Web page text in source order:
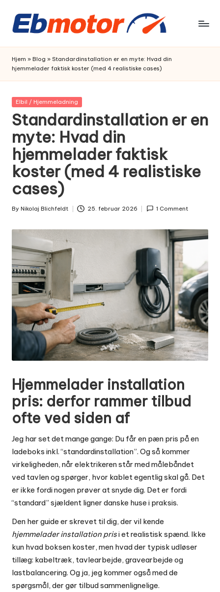
Skip
content
Hjem » Blog » Standardinstallation er en myte: Hvad din
hjemmelader faktisk koster (med 4 realistiske cases)
Posted
Elbil / Hjemmeladning
Standardinstallation er en
myte: Hvad din
hjemmelader faktisk
koster (med 4 realistiske
cases)
Posted
By Nikolaj Blichfeldt 25. februar 2026 1 Comment
Hjemmelader installation
pris: derfor rammer tilbud
ofte ved siden af
Jeg har set det mange gange: Du får en pæn pris på en
ladeboks inkl. “standardinstallation”. Og så kommer
virkeligheden, når elektrikeren står med målebåndet
ved tavlen og spørger, hvor kablet egentlig skal gå. Det
er ikke fordi nogen prøver at snyde dig. Det er fordi
“standard” sjældent ligner danske huse i praksis.
Den her guide er skrevet til dig, der vil kende
hjemmelader installation prisi et realistisk spænd. Ikke
kun hvad boksen koster, men hvad der typisk udløser
tillæg: kabeltræk, tavlearbejde, gravearbejde og
lastbalancering. Og ja, jeg kommer også med de
spørgsmål, der gør tilbud sammenlignelige.